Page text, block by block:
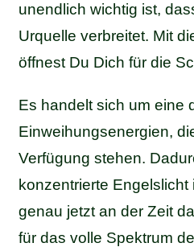
unendlich wichtig ist,
Urquelle verbreitet. Mit
öffnest Du Dich für die
Es handelt sich um eine
Einweihungsenergien,
Verfügung stehen.
konzentrierte
genau jetzt an der Zeit
für das volle Spektrum